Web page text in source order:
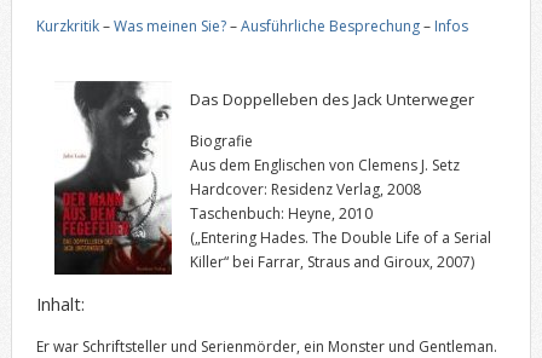
Kurzkritik–Was meinen Sie?–Ausführliche Besprechung– Infos
Das Doppelleben des Jack Unterweger
Biografie
Aus dem Englischen von Clemens J. Setz
Hardcover: Residenz Verlag, 2008
Taschenbuch: Heyne, 2010
(„Entering Hades. The Double Life of a Serial
Killer“ bei Farrar, Straus and Giroux, 2007)
Inhalt:
Er war Schriftsteller und Serienmörder, ein Monster und Gentleman.